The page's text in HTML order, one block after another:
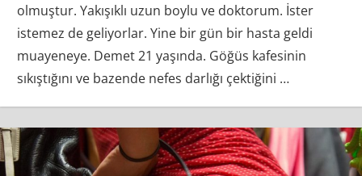
olmuştur. Yakışıklı uzun boylu ve doktorum. İster
istemez de geliyorlar. Yine bir gün bir hasta geldi
muayeneye. Demet 21 yaşında. Göğüs kafesinin
sıkıştığını ve bazende nefes darlığı çektiğini …